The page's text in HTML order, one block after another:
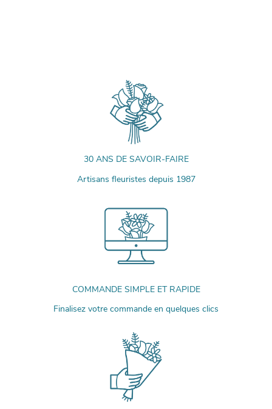
30 ANS DE SAVOIR-FAIRE
Artisans fleuristes depuis 1987
COMMANDE SIMPLE ET RAPIDE
Finalisez votre commande en quelques clics